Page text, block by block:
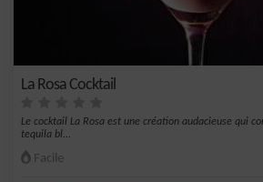
La Rosa Cocktail
Le cocktail La Rosa est une création audacieuse qui
tequila bl...
Facile